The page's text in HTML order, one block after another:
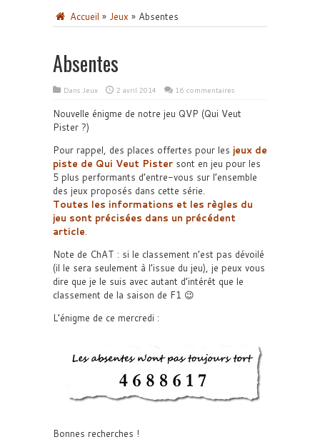
Accueil » Jeux » Absentes
Absentes
Dans Jeux 2 avril 2014 16 commentaires
Nouvelle énigme de notre jeu QVP (Qui Veut
Pister ?)
Pour rappel, des places offertes pour les jeux de
piste de Qui Veut Pister sont en jeu pour les
5 plus performants d’entre-vous sur l’ensemble
des jeux proposés dans cette série.
Toutes les informations et les règles du
jeu sont précisées dans un précédent
article.
Note de ChAT : si le classement n’est pas dévoilé
(il le sera seulement à l’issue du jeu), je peux vous
dire que je le suis avec autant d’intérêt que le
classement de la saison de F1 😉
L’énigme de ce mercredi :
Bonnes recherches !